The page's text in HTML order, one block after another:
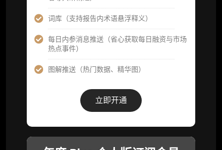
词库（支持报告内术语悬浮释义）
每日内参消息推送（省心获取每日融资与市场
热点事件）
图解推送（热门数据、精华图）
立即开通
研精进）
可下载报告 PDF 版（12 次/年）
供，2次/年)
列研报全量解锁且每周上新，研究版图已覆盖
80+ 赛道分支，并重点追踪链上金融、支付体
系等核心基础设施与应用演化，一体化呈现